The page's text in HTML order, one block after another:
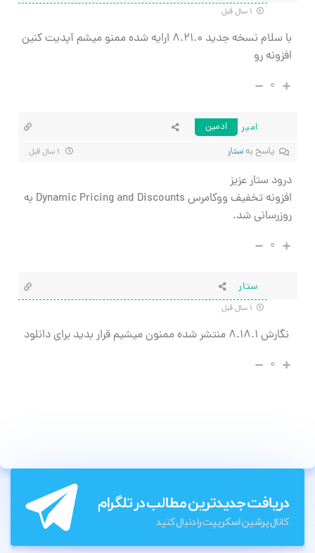
با سلام نسخه جدید ۸.۲۱.۰ ارایه شده ممنو میشم آپدیت کنین
افزونه رو
۰
امیر
ادمین
پاسخ بهستار
درود ستار عزیز
افزونه تخفیف ووکامرس Dynamic Pricing and Discounts به
روزرسانی شد.
۰
ستار
نگارش
۰